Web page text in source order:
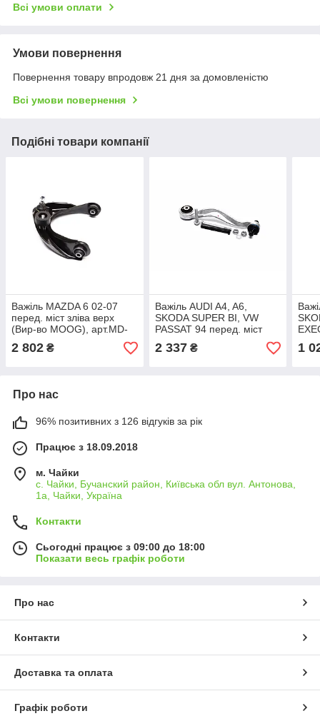
Всі умови оплати
Умови повернення
Повернення товару впродовж 21 дня за домовленістю
Всі умови повернення
Подібні товари компанії
Важіль MAZDA 6 02-07
перед. міст зліва верх
(Вир-во MOOG), арт.MD-
WP-2358
2 802 ₴
Важіль AUDI A4, A6,
SKODA SUPER BI, VW
PASSAT 94 перед. міст
праворуч верх (Вир-во
MEYLE), арт.116 050
2 337₴
во
1
Про нас
96% позитивних з 126 відгуків за рік
Працює з 18.09.2018
м. Чайки
с. Чайки, Бучанский район, Київська обл вул. Антонова,
1а, Чайки, Україна
Контакти
Сьогодні працює з 09:00 до 18:00
Показати весь графік роботи
Про нас
Контакти
Доставка та оплата
Графік роботи